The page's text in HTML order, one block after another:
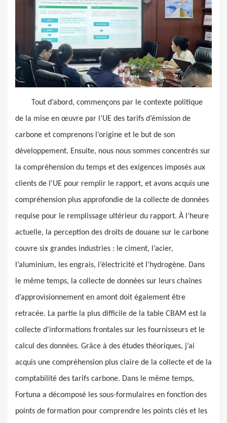
Tout d’abord, commençons par le contexte politique
de la mise en œuvre par l’UE des tarifs d’émission de
carbone et comprenons l’origine et le but de son
développement. Ensuite, nous nous sommes concentrés sur
la compréhension du temps et des exigences imposés aux
clients de l'UE pour remplir le rapport, et avons acquis une
compréhension plus approfondie de la collecte de données
requise pour le remplissage ultérieur du rapport. À l’heure
actuelle, la perception des droits de douane sur le carbone
couvre six grandes industries : le ciment, l’acier,
l’aluminium, les engrais, l’électricité et l’hydrogène. Dans
le même temps, la collecte de données sur leurs chaînes
d’approvisionnement en amont doit également être
retracée. La partie la plus difficile de la table CBAM est la
collecte d'informations frontales sur les fournisseurs et le
calcul des données. Grâce à des études théoriques, j’ai
acquis une compréhension plus claire de la collecte et de la
comptabilité des tarifs carbone. Dans le même temps,
Fortuna a décomposé les sous-formulaires en fonction des
points de formation pour comprendre les points clés et les